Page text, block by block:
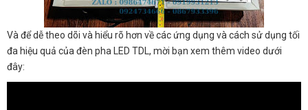
Và để dễ theo dõi và hiểu rõ hơn về các ứng dụng và cách sử dụng tối
đa hiệu quả của đèn pha LED TDL, mời bạn xem thêm video dưới
đây: